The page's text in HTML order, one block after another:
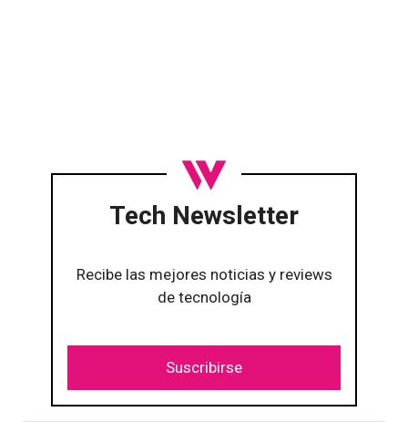
Tech Newsletter
Recibe las mejores noticias y reviews
de tecnología
Suscribirse